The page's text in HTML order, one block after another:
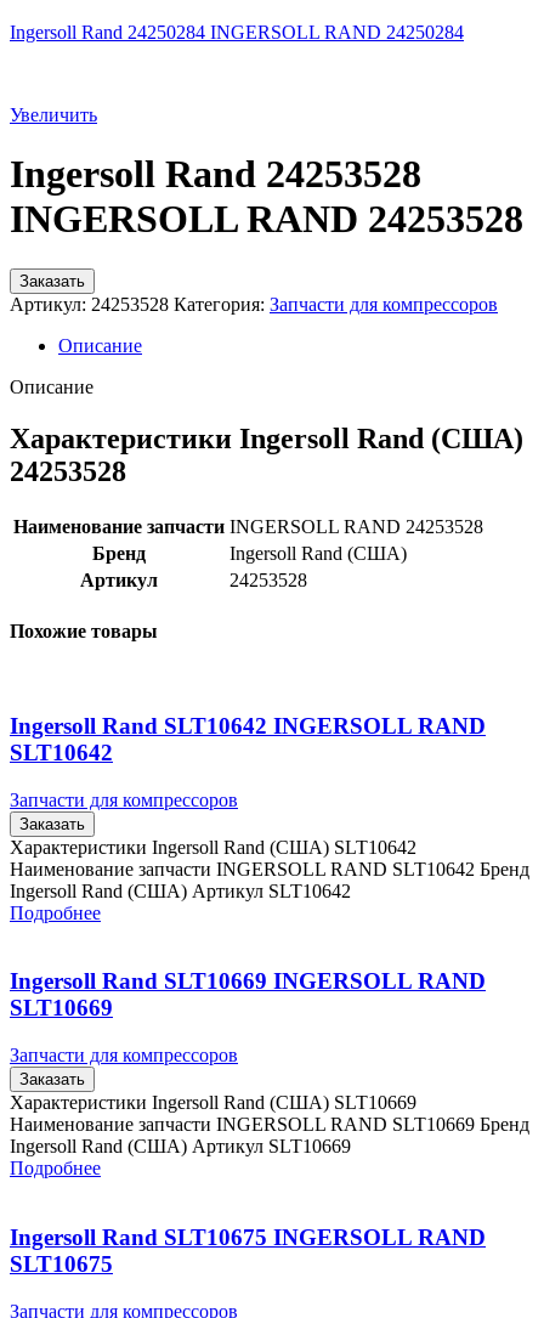
Ingersoll Rand 24250284 INGERSOLL RAND 24250284
Увеличить
Ingersoll Rand 24253528
INGERSOLL RAND 24253528
Заказать
Артикул: 24253528 Категория: Запчасти для компрессоров
Описание
Описание
Характеристики Ingersoll Rand (США)
24253528
Наименование запчасти INGERSOLL RAND 24253528
Бренд
Ingersoll Rand (США)
Артикул
24253528
Похожие товары
Ingersoll Rand SLT10642 INGERSOLL RAND
SLT10642
Запчасти для компрессоров
Заказать
Характеристики Ingersoll Rand (США) SLT10642
Наименование запчасти INGERSOLL RAND SLT10642 Бренд
Ingersoll Rand (США) Артикул SLT10642
Подробнее
Ingersoll Rand SLT10669 INGERSOLL RAND
SLT10669
Запчасти для компрессоров
Заказать
Характеристики Ingersoll Rand (США) SLT10669
Наименование запчасти INGERSOLL RAND SLT10669 Бренд
Ingersoll Rand (США) Артикул SLT10669
Подробнее
Ingersoll Rand SLT10675 INGERSOLL RAND
SLT10675
Запчасти для компрессоров